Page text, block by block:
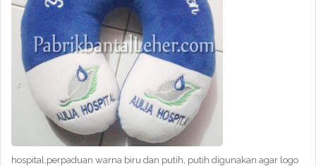
hospital,perpaduan warna biru dan putih, putih digunakan agar logo